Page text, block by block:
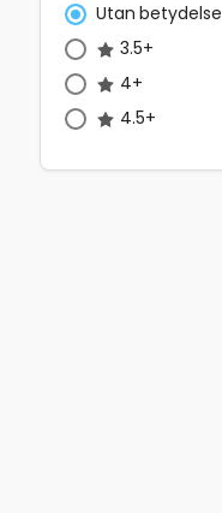
Utan betydelse
3.5+
4+
4.5+